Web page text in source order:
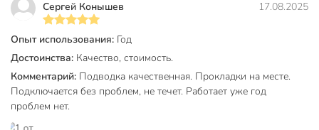
Сергей Конышев 17.08.2025
Опыт использования: Год
Достоинства: Качество, стоимость.
Комментарий: Подводка качественная. Прокладки на месте.
Подключается без проблем, не течет. Работает уже год
проблем нет.